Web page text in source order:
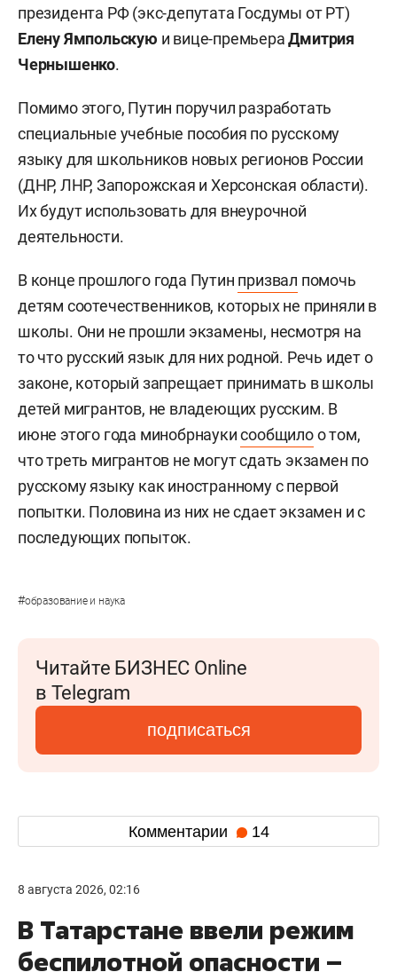
президента РФ (экс-депутата Госдумы от РТ)
Елену Ямпольскую и вице-премьераДмитрия
Чернышенко.
Помимо этого, Путин поручил разработать
специальные учебные пособия по русскому
языку для школьников новых регионов России
(ДНР, ЛНР, Запорожская и Херсонская области).
Их будут использовать для внеурочной
деятельности.
В конце прошлого года Путин призвал помочь
детям соотечественников, которых не приняли в
школы. Они не прошли экзамены, несмотря на
то что русский язык для них родной. Речь идет о
законе, который запрещает принимать в школы
детей мигрантов, не владеющих русским. В
июне этого года минобрнаукисообщилоо том,
что треть мигрантов не могут сдать экзамен по
русскому языку как иностранному с первой
попытки. Половина из них не сдает экзамен и с
последующих попыток.
#образование и наука
Читайте БИЗНЕС Online
в Telegram
подписаться
Комментарии 14
8 августа 2026, 02:16
В Татарстане ввели режим
беспилотной опасности –